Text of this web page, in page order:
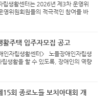
생활센터는 2026년 제3차 운영위
영위원회원들의 적극적인 참여를 바
일(화) 18:00 2. 장소 : 노들장
주택 입주자모집 공고
인자립생활센터> 노들장애인자립생
생활을 할 수 있도록, 장애인의 역량
시키는 활동을 목적으로 설립되었
회 종로노들 보치아대회 개